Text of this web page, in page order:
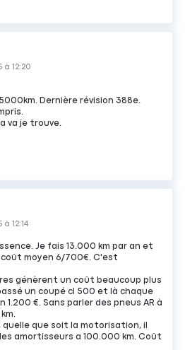
à12:20
Dernière révision 388e.
va je trouve.
à12:14
Je fais 13.000 km par an et
coût moyen 6/700€. C'est
génèrent un coût beaucoup plus
un coupé cl 500 et là chaque
€. Sans parler des pneus AR à
que soit la motorisation, il
amortisseurs a 100.000 km. Coût